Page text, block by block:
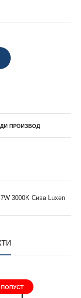
ПРОИЗВОД
3000K Сива Luxen
ПОПУСТ